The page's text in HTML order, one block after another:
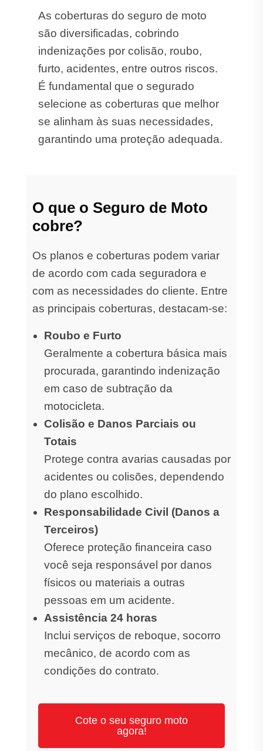
As coberturas do seguro de moto
são diversificadas, cobrindo
indenizações por colisão, roubo,
furto, acidentes, entre outros riscos.
É fundamental que o segurado
selecione as coberturas que melhor
se alinham às suas necessidades,
garantindo uma proteção adequada.
O que o Seguro de Moto
cobre?
Os planos e coberturas podem variar
de acordo com cada seguradora e
com as necessidades do cliente. Entre
as principais coberturas, destacam-se:
Roubo e Furto
Geralmente a cobertura básica mais
procurada, garantindo indenização
em caso de subtração da
motocicleta.
Colisão e Danos Parciais ou
Totais
Protege contra avarias causadas por
acidentes ou colisões, dependendo
do plano escolhido.
Responsabilidade Civil (Danos a
Terceiros)
Oferece proteção financeira caso
você seja responsável por danos
físicos ou materiais a outras
pessoas em um acidente.
Assistência 24 horas
Inclui serviços de reboque, socorro
mecânico, de acordo com as
condições do contrato.
Cote o seu seguro moto
agora!